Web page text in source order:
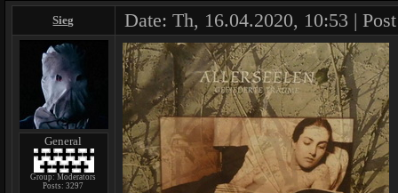
Sieg Date: Th, 16.04.2020, 10:53 |
General
Group: Moderators
Posts:3297